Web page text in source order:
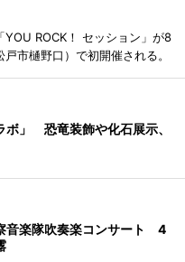
ROCK！ セッション」が8
市樋野口）で初開催される。
ボ」 恐竜装飾や化石展示、
音楽隊吹奏楽コンサート 4